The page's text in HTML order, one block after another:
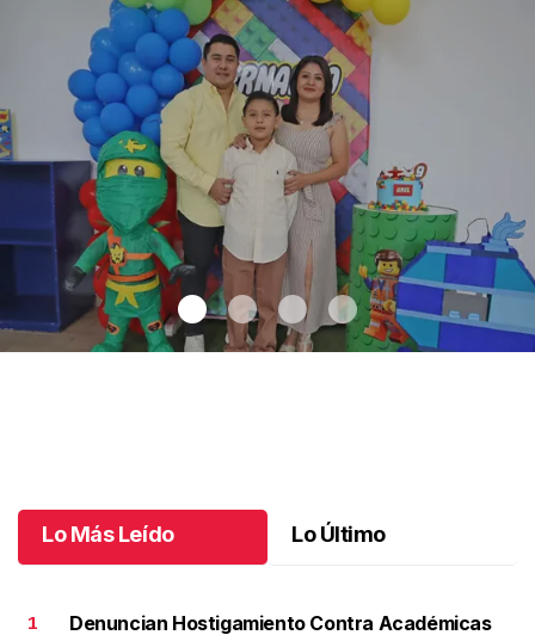
Lo Más Leído Lo Último
1 Denuncian Hostigamiento Contra Académicas